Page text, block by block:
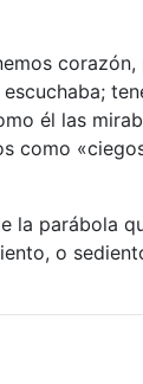
corazón,
él las
como
la parábola
o